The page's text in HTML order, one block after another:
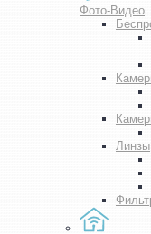
Фото-Видео
Линзы